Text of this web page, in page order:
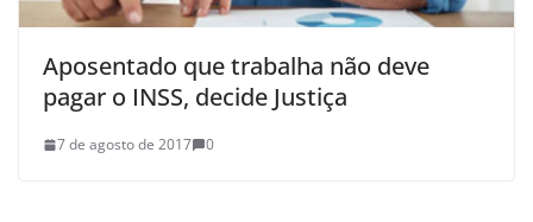
Aposentado que trabalha não deve
pagar o INSS, decide Justiça
7 de agosto de 2017 0